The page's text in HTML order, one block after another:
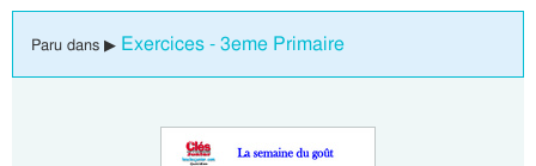
Paru dans ▶ Exercices - 3eme Primaire